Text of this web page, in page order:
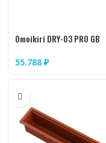
Omoikiri DRY-03 PRO GB
55.788 ₽